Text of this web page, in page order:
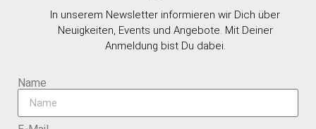
In unserem Newsletter informieren wir Dich über
Neuigkeiten, Events und Angebote. Mit Deiner
Anmeldung bist Du dabei.
Name